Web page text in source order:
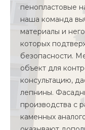
пенопластовые
наша команда
материалы и
которых
безопасности.
объект для
консультацию,
лепнины.
производства с
каменных